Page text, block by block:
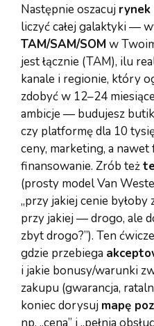
Następnie oszacuj
liczyć całej galaktyki —
TAM/SAM/SOMw
jest łącznie (TAM), ilu
kanale i regionie, który
zdobyć w 12–24
ambicje — budujesz
czy platformę dla 10
ceny, marketing, a
finansowanie. Zrób też
(prosty model Van
„przy jakiej cenie byłoby
przy jakiej — drogo, ale
zbyt drogo?”). Ten
gdzie przebiega
i jakie bonusy/warunki
zakupu (gwarancja,
koniec dorysuj mapę
np. „cena” i „pełnia